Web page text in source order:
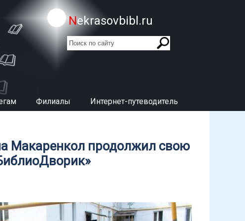
Nekrasovbibl.ru
Форма поиска
поиск
Филиалы Интернет-путеводитель
Макаренкол продолжил свою